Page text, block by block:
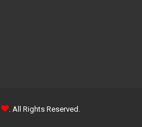
. All Rights Reserved.